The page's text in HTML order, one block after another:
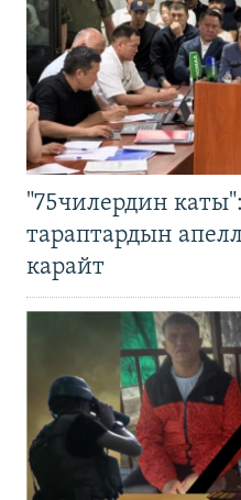
"75чилердин
тараптардын
карайт